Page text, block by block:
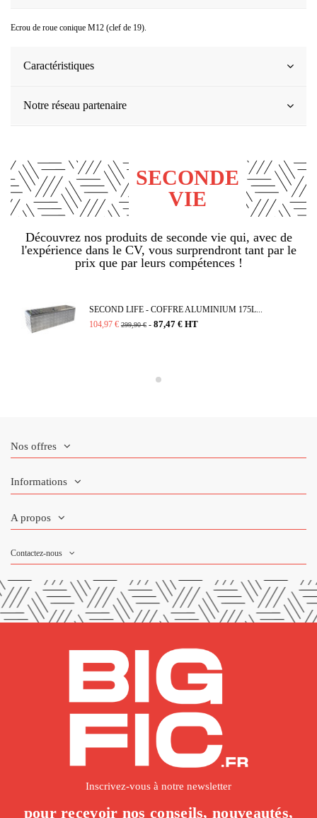
Ecrou de roue conique M12 (clef de 19).
Caractéristiques
Notre réseau partenaire
SECONDE
VIE
Découvrez nos produits de seconde vie qui, avec de
l'expérience dans le CV, vous surprendront tant par le
prix que par leurs compétences !
SECOND LIFE - COFFRE ALUMINIUM 175L...
104,97 € 299,90 € - 87,47 € HT
Nos offres
Informations
A propos
Contactez-nous
Inscrivez-vous à notre newsletter
pour recevoir nos conseils, nouveautés,